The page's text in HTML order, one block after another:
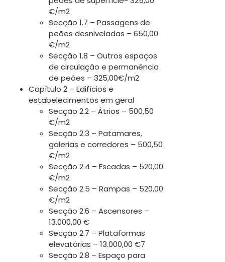
€/m2
Secção 1.7 – Passagens de
peões desniveladas – 650,00
€/m2
Secção 1.8 – Outros espaços
de circulação e permanência
de peões – 325,00€/m2
Capítulo 2 – Edifícios e
estabelecimentos em geral
Secção 2.2 – Átrios – 500,50
€/m2
Secção 2.3 – Patamares,
galerias e corredores – 500,50
€/m2
Secção 2.4 – Escadas – 520,00
€/m2
Secção 2.5 – Rampas – 520,00
€/m2
Secção 2.6 – Ascensores –
13.000,00 €
Secção 2.7 – Plataformas
elevatórias – 13.000,00 €7
Secção 2.8 – Espaço para